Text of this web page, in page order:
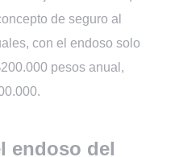
de seguro al
con el endoso solo
pesos anual,
endoso del